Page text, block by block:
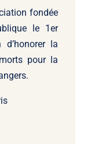
fondée
le 1er
la
pour la